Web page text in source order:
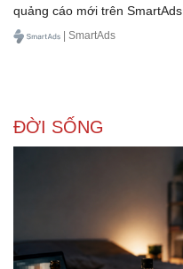
quảng cáo mới trên SmartAds.
| SmartAds
ĐỜI SỐNG